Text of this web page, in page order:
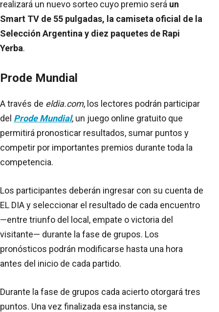
realizará un nuevo sorteo cuyo premio será un
Smart TV de 55 pulgadas, la camiseta oficial de la
Selección Argentina y diez paquetes de Rapi
Yerba.
Prode Mundial
A través de eldia.com, los lectores podrán participar
del Prode Mundial, un juego online gratuito que
permitirá pronosticar resultados, sumar puntos y
competir por importantes premios durante toda la
competencia.
Los participantes deberán ingresar con su cuenta de
EL DIA y seleccionar el resultado de cada encuentro
—entre triunfo del local, empate o victoria del
visitante— durante la fase de grupos. Los
pronósticos podrán modificarse hasta una hora
antes del inicio de cada partido.
Durante la fase de grupos cada acierto otorgará tres
puntos. Una vez finalizada esa instancia, se